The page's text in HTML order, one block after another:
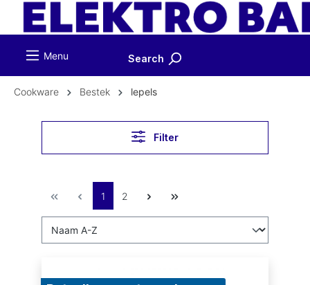
Menu Search
Cookware Bestek lepels
Filter
1 2